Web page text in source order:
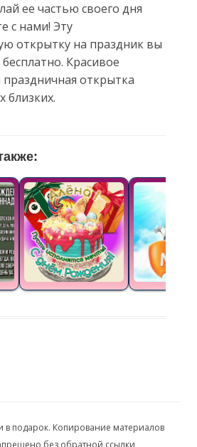
ее частью своего дня
с нами! Эту
открытку на праздник вы
Красивое
открытка
близких.
в подарок. Копирование материалов
без обратной ссылки